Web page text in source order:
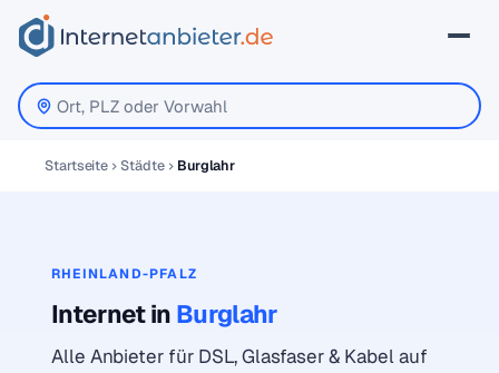
Startseite Städte Burglahr
RHEINLAND-PFALZ
Internet in Burglahr
Alle Anbieter für DSL, Glasfaser & Kabel auf